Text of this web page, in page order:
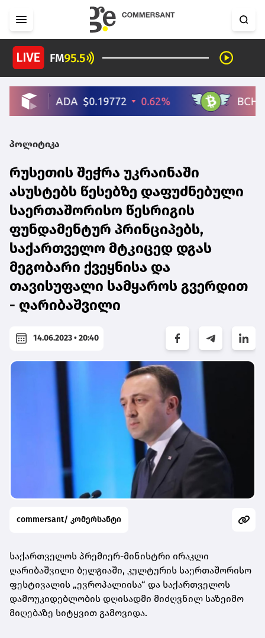
პოლიტიკა
რუსეთის შეჭრა უკრაინაში
ასუსტებს წესებზე დაფუძნებული
საერთაშორისო წესრიგის
ფუნდამენტურ პრინციპებს,
საქართველო მტკიცედ დგას
მეგობარი ქვეყნისა და
თავისუფალი სამყაროს გვერდით
- ღარიბაშვილი
14.06.2023 • 20:40
commersant/ კომერსანტი
საქართველოს პრემიერ-მინისტრი ირაკლი
ღარიბაშვილი ბელგიაში, კულტურის საერთაშორისო
ფესტივალის „ევროპალიისა“ და საქართველოს
დამოუკიდებლობის დღისადმი მიძღვნილ საზეიმო
მიღებაზე სიტყვით გამოვიდა.